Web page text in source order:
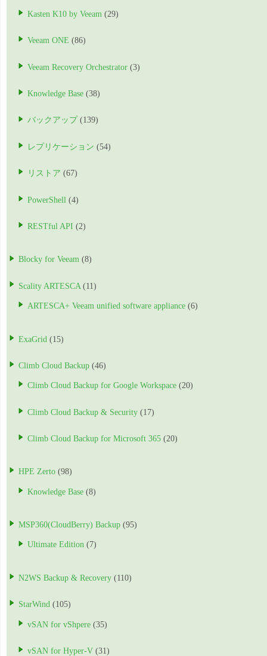
Kasten K10 by Veeam (29)
Veeam ONE (86)
Veeam Recovery Orchestrator (3)
Knowledge Base (38)
バックアップ (139)
レプリケーション (54)
リストア (67)
PowerShell (4)
RESTful API (2)
Blocky for Veeam (8)
Scality ARTESCA (11)
ARTESCA+ Veeam unified software appliance (6)
ExaGrid (15)
Climb Cloud Backup (46)
Climb Cloud Backup for Google Workspace (20)
Climb Cloud Backup & Security (17)
Climb Cloud Backup for Microsoft 365 (20)
HPE Zerto (98)
Knowledge Base (8)
MSP360(CloudBerry) Backup (95)
Ultimate Edition (7)
N2WS Backup & Recovery (110)
StarWind (105)
vSAN for vShpere (35)
vSAN for Hyper-V (31)